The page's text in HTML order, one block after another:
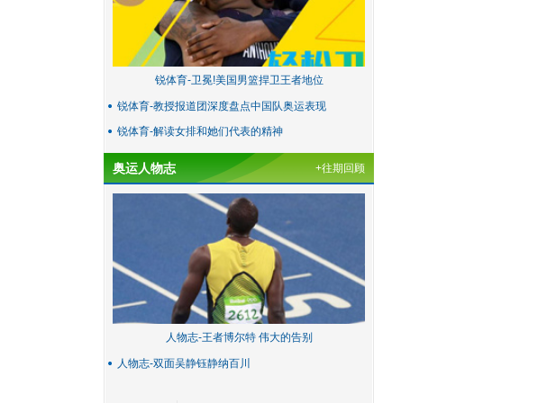
锐体育-卫冕!美国男篮捍卫王者地位
锐体育-教授报道团深度盘点中国队奥运表现
锐体育-解读女排和她们代表的精神
奥运人物志 +往期回顾
人物志-王者博尔特 伟大的告别
人物志-双面吴静钰静纳百川